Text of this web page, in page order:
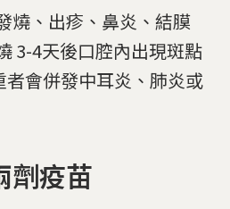
燒、出疹、鼻炎、結膜
3-4天後口腔內出現斑點
會併發中耳炎、肺炎或
劑疫苗